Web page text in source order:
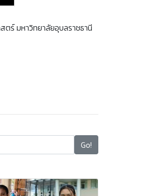
ร์ มหาวิทยาลัยอุบลราชธานี
Go!